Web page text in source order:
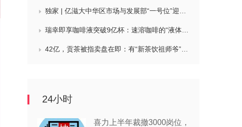
独家 | 亿滋大中华区市场与发展部“一号位”迎来新变动，曲向明将卸任
瑞幸即享咖啡液突破9亿杯：速溶咖啡的“液体时代”是如何炼成的？
42亿，贡茶被指卖盘在即：有“新茶饮祖师爷”之称，贝恩资本拟接手
24小时
喜力上半年裁撤3000岗位，